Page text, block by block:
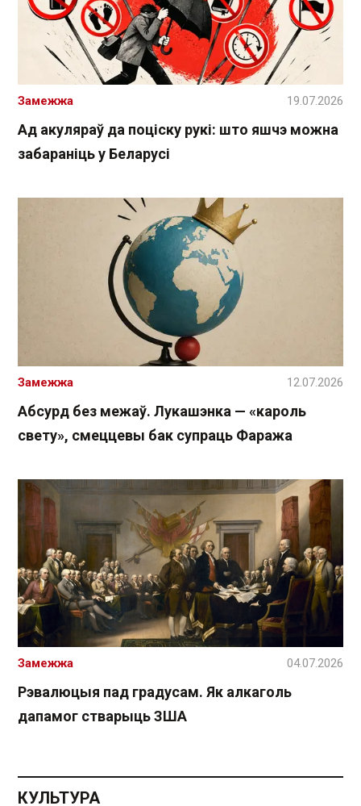
Ад акуляраў да поціску рукі: што яшчэ можна
забараніць у Беларусі
Замежжа 19.07.2026
Абсурд без межаў. Лукашэнка — «кароль
свету», смеццевы бак супраць Фаража
Замежжа 12.07.2026
Рэвалюцыя пад градусам. Як алкаголь
дапамог стварыць ЗША
Замежжа 04.07.2026
КУЛЬТУРА